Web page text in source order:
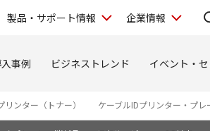
製品・サポート情報 企業情報
事例 ビジネストレンド イベント・
ンター（トナー） ケーブルIDプリンター・プレ